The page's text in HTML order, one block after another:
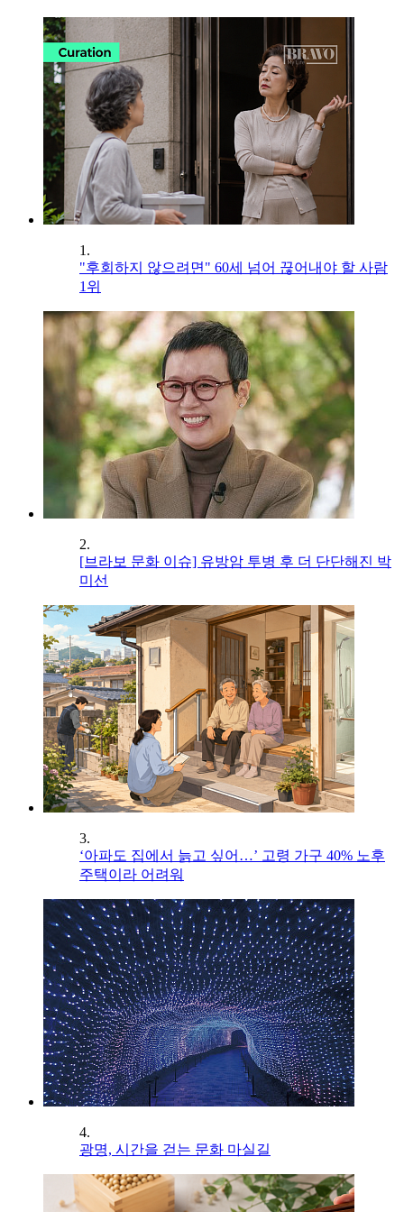
1.
"후회하지 않으려면" 60세 넘어 끊어내야 할 사람
1위
2.
[브라보 문화 이슈] 유방암 투병 후 더 단단해진 박
미선
3.
‘아파도 집에서 늙고 싶어…’ 고령 가구 40% 노후
주택이라 어려워
4.
광명, 시간을 걷는 문화 마실길